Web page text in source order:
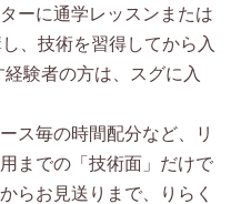
ーに通学レッスンまたは
、技術を習得してから入
験者の方は、スグに入
ス毎の時間配分など、リ
までの「技術面」だけで
らお見送りまで、りらく